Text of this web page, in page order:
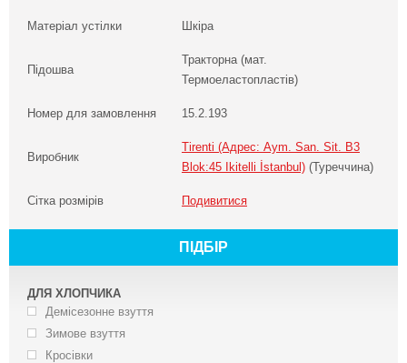
Матеріал устілки Шкіра
Підошва
Тракторна (мат.
Термоеластопластів)
Номер для замовлення 15.2.193
Виробник
Tirenti (Адрес: Aym. San. Sit. B3
Blok:45 Ikitelli İstanbul) (Туреччина)
Сітка розмірів Подивитися
ПІДБІР
ДЛЯ ХЛОПЧИКА
Демісезонне взуття
Зимове взуття
Кросівки